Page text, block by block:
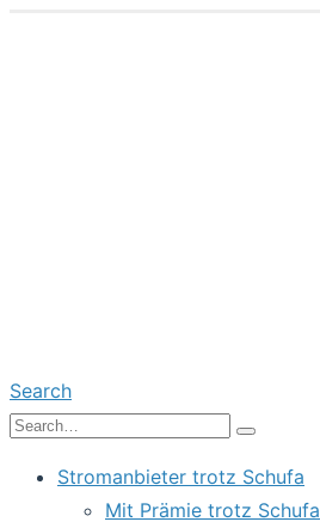
Search
Stromanbieter trotz Schufa
Mit Prämie trotz Schufa